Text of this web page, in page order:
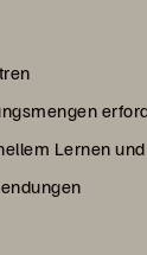
Lernen und